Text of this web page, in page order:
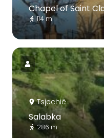
Chapel of Saint
114 m
Tsjechië
Salabka
286 m